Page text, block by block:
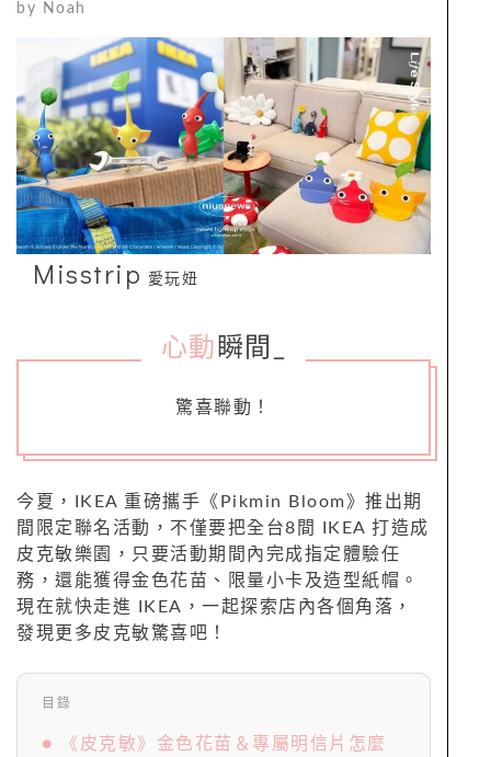
by Noah
Misstrip 愛玩妞
心動 瞬間
驚喜聯動！
今夏，IKEA 重磅攜手《Pikmin Bloom》推出期
間限定聯名活動，不僅要把全台8間 IKEA 打造成
皮克敏樂園，只要活動期間內完成指定體驗任
務，還能獲得金色花苗、限量小卡及造型紙帽。
現在就快走進 IKEA，一起探索店內各個角落，
發現更多皮克敏驚喜吧！
目錄
● 《皮克敏》金色花苗＆專屬明信片怎麼